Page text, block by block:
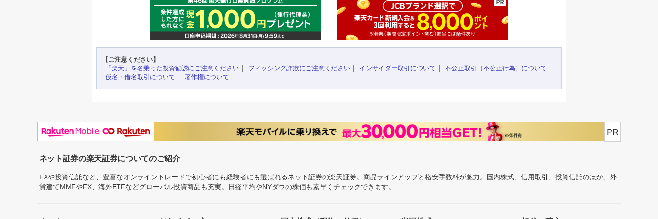
【ご注意ください】
「楽天」を名乗った投資勧誘にご注意ください
フィッシング詐欺にご注意ください インサイダー取引について
不公正取引（不公正行為）について
仮名・借名取引について
著作権について
PR
ネット証券の楽天証券についてのご紹介
FXや投資信託など、豊富なオンライントレードで初心者にも経験者にも選ばれるネット証券の楽天証券。商品ラインアップと格安手数料が魅力。国内株式、信用取引、投資信託のほか、外
貨建てMMFやFX、海外ETFなどグローバル投資商品も充実。日経平均やNYダウの株価も素早くチェックできます。